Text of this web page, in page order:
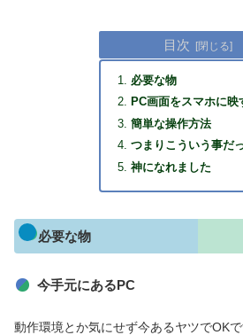
目次
必要な物
PC画面をスマホに映
簡単な操作方法
つまりこういう事だ
神になれました
必要な物
今手元にあるPC
動作環境とか気にせず今あるヤツでOK